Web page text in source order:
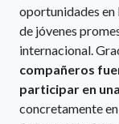
oportunidades en
de jóvenes
internacional.
compañeros
participar en
concretamente